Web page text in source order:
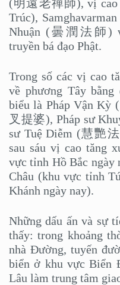
(明遠老禪師), vị cao
Trúc),
Nhuận (曇潤法師)
truyền bá đạo Phật.
Trong số các vị cao
về phương Tây
biểu là Pháp Vận Kỳ
叉提婆), Pháp sư
sư Tuệ Diễm (慧艷
sau sáu vị cao tăng
vực tỉnh Hồ Bắc ngày
Châu (khu vực tỉnh
Khánh ngày nay).
Những dấu ấn và sự
thấy: trong khoảng
nhà Đường, tuyến
biển ở khu vực Biển
Lâu làm trung tâm